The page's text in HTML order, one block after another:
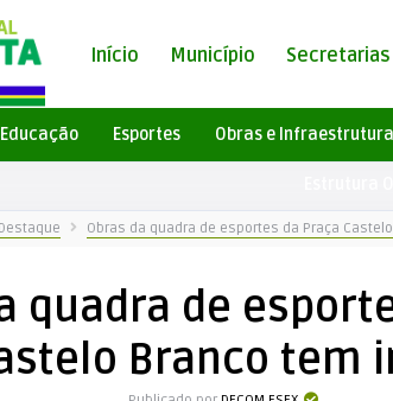
Início Município Secretarias
Educação Esportes Obras e Infraestrutura
Destaque Obras da quadra de esportes da Praça
quadra de
Branco tem